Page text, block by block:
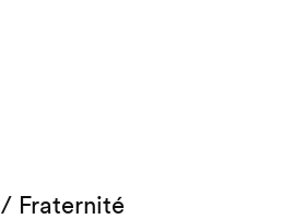
أُخُوة / Fraternité